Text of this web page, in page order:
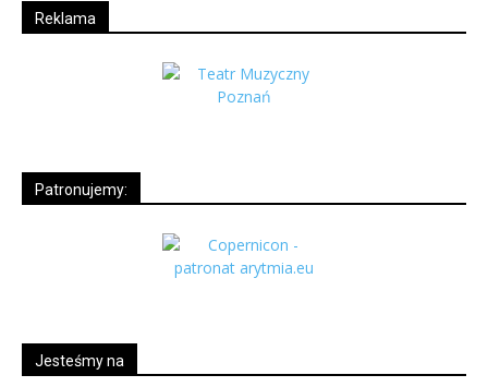
Reklama
Patronujemy:
Jesteśmy na